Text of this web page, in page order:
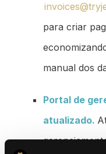
para criar
manual dos
Portal de
atualizado.